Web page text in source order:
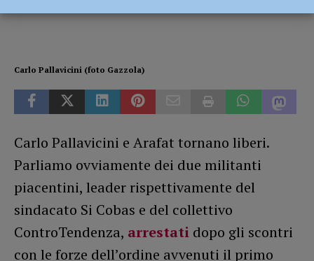
Carlo Pallavicini (foto Gazzola)
Carlo Pallavicini e Arafat tornano liberi.
Parliamo ovviamente dei due militanti
piacentini, leader rispettivamente del
sindacato Si Cobas e del collettivo
ControTendenza, arrestati dopo gli scontri
con le forze dell’ordine avvenuti il primo